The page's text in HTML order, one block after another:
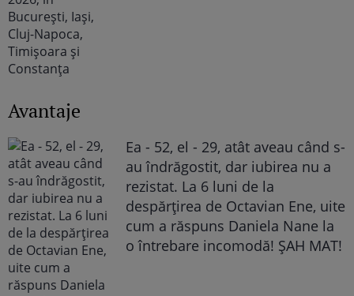
Avantaje
Ea - 52, el - 29, atât aveau când s-
au îndrăgostit, dar iubirea nu a
rezistat. La 6 luni de la
despărțirea de Octavian Ene, uite
cum a răspuns Daniela Nane la
o întrebare incomodă! ȘAH MAT!